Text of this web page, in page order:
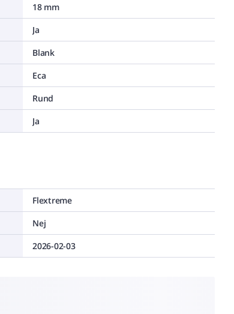
18 mm
Ja
Blank
Eca
Rund
Ja
Flextreme
Nej
2026-02-03